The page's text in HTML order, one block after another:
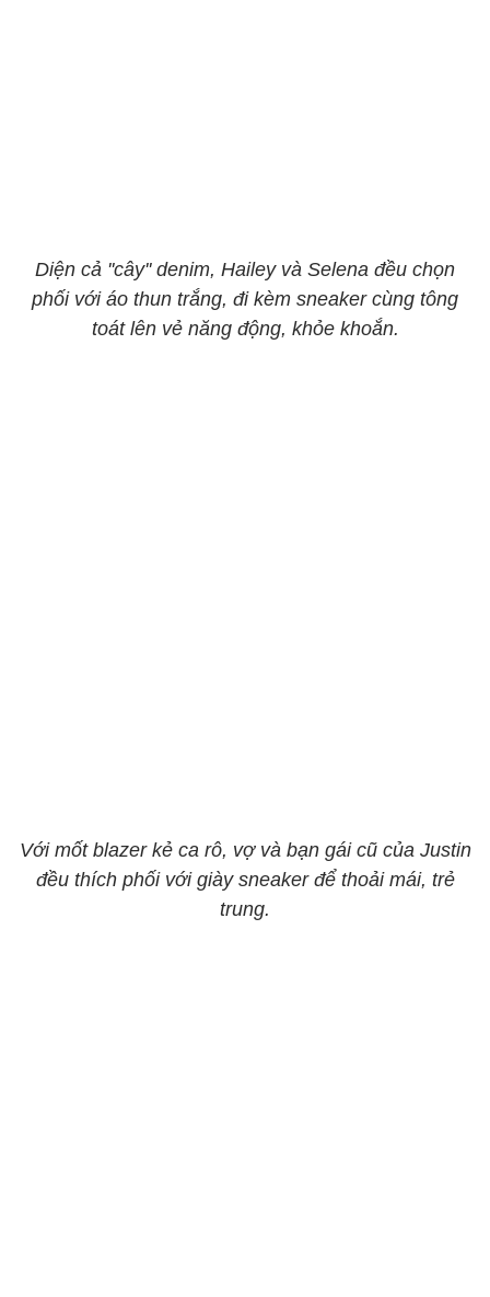
Diện cả ''cây'' denim, Hailey và Selena đều chọn
phối với áo thun trắng, đi kèm sneaker cùng tông
toát lên vẻ năng động, khỏe khoắn.
Với mốt blazer kẻ ca rô, vợ và bạn gái cũ của Justin
đều thích phối với giày sneaker để thoải mái, trẻ
trung.